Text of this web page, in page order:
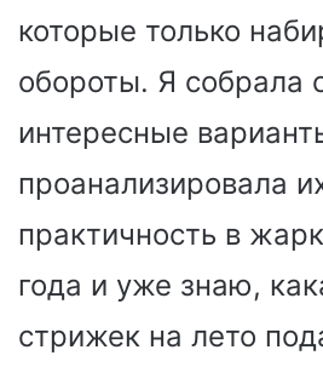
которые только
обороты. Я собрала
интересные
проанализировала
практичность в
года и уже знаю,
стрижек на лето